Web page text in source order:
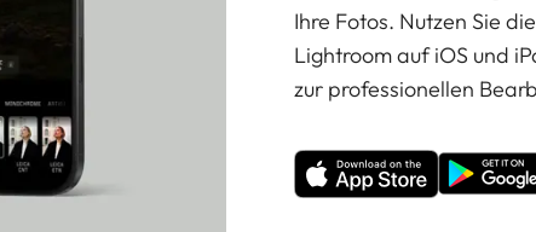
Ihre Fotos. Nutzen Sie
Lightroom auf iOS und
zur professionellen